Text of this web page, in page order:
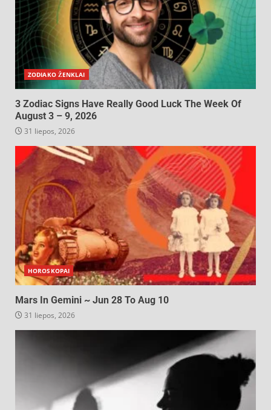
ZODIAKO ŽENKLAI
3 Zodiac Signs Have Really Good Luck The Week Of
August 3 – 9, 2026
31 liepos, 2026
HOROSKOPAI
Mars In Gemini ~ Jun 28 To Aug 10
31 liepos, 2026